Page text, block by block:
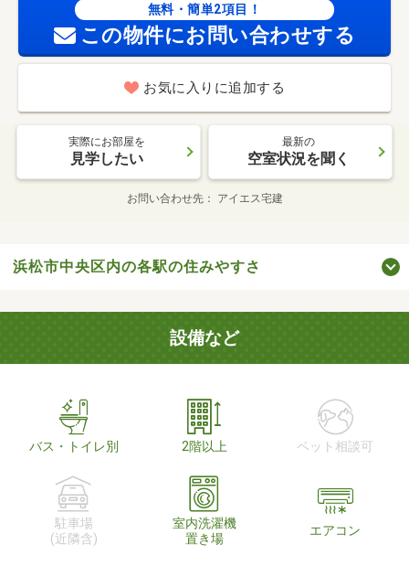
無料・簡単2項目！
この物件にお問い合わせする
お気に入りに追加する
実際にお部屋を
見学したい
最新の
空室状況を聞く
お問い合わせ先 アイエス宅建
浜松市中央区内の各駅の住みやすさ
設備など
バス・トイレ別 2階以上 ペット相談可
駐車場
(近隣含)
室内洗濯機
置き場
エアコン